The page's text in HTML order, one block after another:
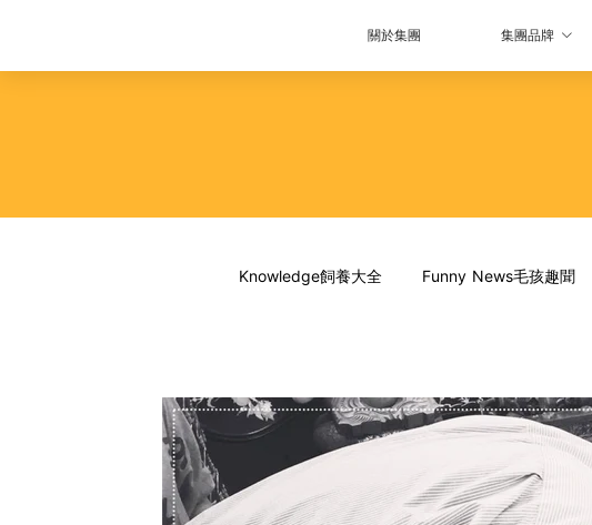
關於集團 集團品牌
Knowledge飼養大全 Funny News毛孩趣聞